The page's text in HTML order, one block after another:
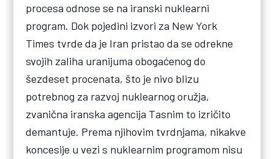
procesa odnose se na iranski nuklearni
program. Dok pojedini izvori za New York
Times tvrde da je Iran pristao da se odrekne
svojih zaliha uranijuma obogaćenog do
šezdeset procenata, što je nivo blizu
potrebnog za razvoj nuklearnog oružja,
zvanična iranska agencija Tasnim to izričito
demantuje. Prema njihovim tvrdnjama, nikakve
koncesije u vezi s nuklearnim programom nisu